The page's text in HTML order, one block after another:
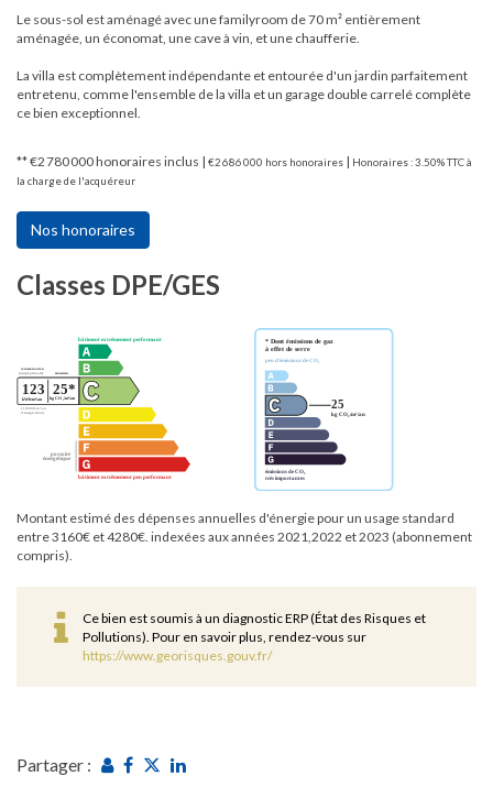
Le sous-sol est aménagé avec une familyroom de 70 m² entièrement
aménagée, un économat, une cave à vin, et une chaufferie.
La villa est complètement indépendante et entourée d'un jardin parfaitement
entretenu, comme l'ensemble de la villa et un garage double carrelé complète
ce bien exceptionnel.
** €2 780 000honoraires inclus | €2 686 000 hors honoraires | Honoraires : 3.50% TTC à
la charge de l'acquéreur
Nos honoraires
Classes DPE/GES
Montant estimé des dépenses annuelles d'énergie pour un usage standard
entre 3160€ et 4280€. indexées aux années 2021,2022 et 2023 (abonnement
compris).
Ce bien est soumis à un diagnostic ERP (État des Risques et
Pollutions). Pour en savoir plus, rendez-vous sur
https://www.georisques.gouv.fr/
Partager :